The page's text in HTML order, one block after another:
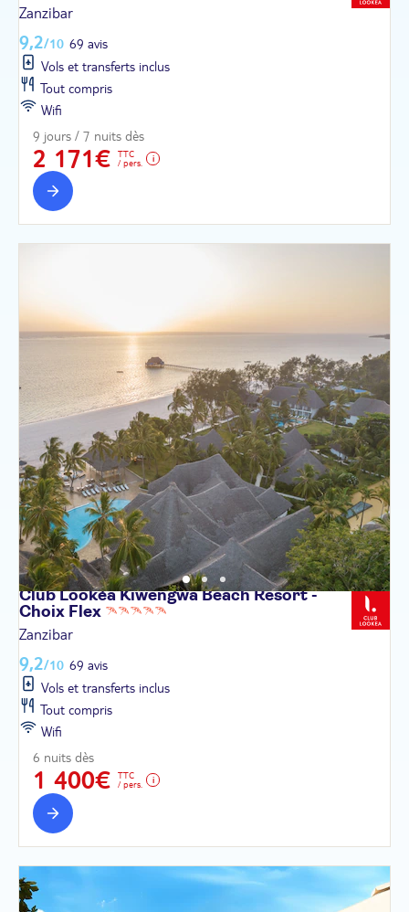
Zanzibar
9,2/10 69 avis
Vols et transferts inclus
Tout compris
Wifi
9 jours / 7 nuits dès
2 171€
TTC
/ pers.
Club Lookéa Kiwengwa Beach Resort -
Choix Flex
Zanzibar
9,2/10 69 avis
Vols et transferts inclus
Tout compris
Wifi
6 nuits dès
1 400€
TTC
/ pers.